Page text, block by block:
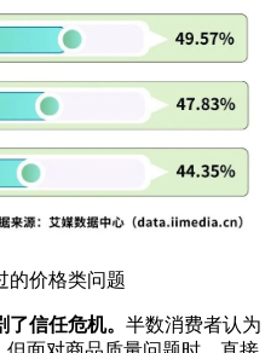
价格类问题
信任危机。 半数消费者认为